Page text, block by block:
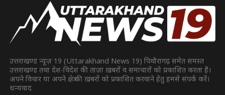
उत्तराखण्ड न्यूज़ 19 (Uttarakhand News 19) पिथौरागढ़ समेत समस्त
उत्तराखण्ड तथा देश-विदेश की ताज़ा ख़बरों व समाचारों को प्रकाशित करता है।
अपने विचार या अपने क्षेत्र की ख़बरों को प्रकाशित करवाने हेतु हमसे संपर्क करें।
धन्यवाद